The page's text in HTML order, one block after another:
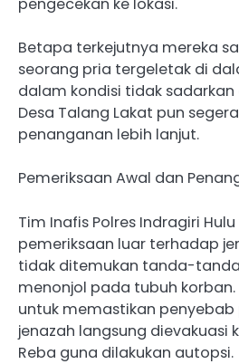
pengecekan ke lokasi.
Betapa terkejutnya mereka
seorang pria tergeletak di
dalam kondisi tidak sadarkan
Desa Talang Lakat pun
penanganan lebih lanjut.
Pemeriksaan Awal dan
Tim Inafis Polres Indragiri
pemeriksaan luar terhadap
tidak ditemukan tanda-
menonjol pada tubuh korban.
untuk memastikan
jenazah langsung dievakuasi
Reba guna dilakukan autopsi.